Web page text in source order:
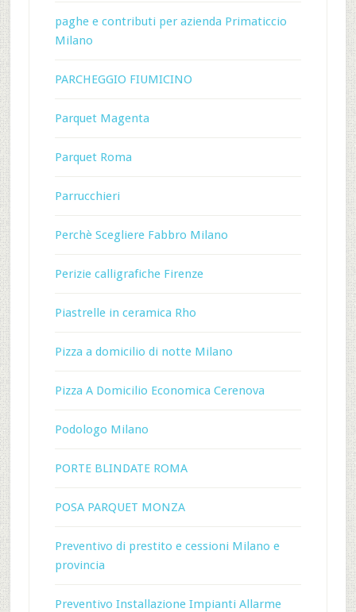
paghe e contributi per azienda Primaticcio
Milano
PARCHEGGIO FIUMICINO
Parquet Magenta
Parquet Roma
Parrucchieri
Perchè Scegliere Fabbro Milano
Perizie calligrafiche Firenze
Piastrelle in ceramica Rho
Pizza a domicilio di notte Milano
Pizza A Domicilio Economica Cerenova
Podologo Milano
PORTE BLINDATE ROMA
POSA PARQUET MONZA
Preventivo di prestito e cessioni Milano e
provincia
Preventivo Installazione Impianti Allarme